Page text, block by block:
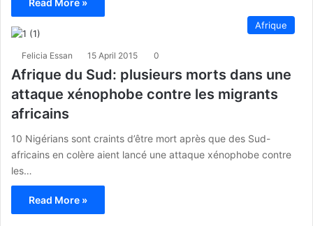
Afrique
Felicia Essan 15 April 2015 0
Afrique du Sud: plusieurs morts dans une
attaque xénophobe contre les migrants
africains
10 Nigérians sont craints d’être mort après que des Sud-
africains en colère aient lancé une attaque xénophobe contre
les…
Read More »